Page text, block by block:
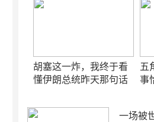
胡塞这一炸，我终于看
懂伊朗总统昨天那句话
五
事
一场被